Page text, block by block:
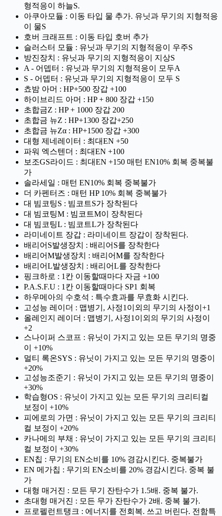
형적응이 하늘S.
아쿠아모듈 : 이동 타입 물 추가. 유닛과 무기의 지형적응
이 물S
호버 크래프트 : 이동 타입 호버 추가
슬러스터 모듈 : 유닛과 무기의 지형적응이 우주S
방진장치 : 유닛과 무기의 지형적응이 지상S
A - 어뎁터 : 유닛과 무기의 지형적응이 모두A
S - 어뎁터 : 유닛과 무기의 지형적응이 모두 S
쵸밤 아머 : HP+500 장갑 +100
하이브리드 아머 : HP + 800 장갑 +150
초합금Z : HP + 1000 장갑 200
초합금 뉴Z : HP+1300 장갑+250
초합금 뉴Zα : HP+1500 장갑 +300
대형 제네레이터 : 최대EN +50
파워 엑스텐더 : 최대EN +100
보조GS라이드 : 최대EN +150 매턴 EN10% 회복 중복불
가
솔라세일 : 매턴 EN10% 회복 중복불가
더 카펜터즈 : 매턴 HP 10% 회복 중복불가
대 빔코팅S : 빔코트S가 장착된다
대 빔코팅M : 빔코트M이 장착된다
대 빔코팅L : 빔코트L가 장착된다
라미네이트 장갑 : 라미네이트 장갑이 장착된다.
배리어S발생장치 : 배리어S를 장착한다
배리어M발생장치 : 배리어M를 장착한다
배리어L발생장치 : 배리어L를 장착한다
핑크하로 : 1칸 이동할때마다 자금 +100
P.A.S.F.U : 1칸 이동할때마다 SP1 회복
하우메아의 수호석 : 특수효과를 무효화 시킨다.
고성능 레이더 : 맵병기, 사정1이외의 무기의 사정이+1
올레인지 레이더 : 맵병기, 사정1이외의 무기의 사정이
+2
스나이퍼 스코프 : 유닛이 가지고 있는 모든 무기의 명중
이 +10%
멀티 록온SYS : 유닛이 가지고 있는 모든 무기의 명중이
+20%
고성능조준기 : 유닛이 가지고 있는 모든 무기의 명중이
+30%
학습형OS : 유닛이 가지고 있는 모든 무기의 크리티컬
보정이 +10%
피에로의 가면 : 유닛이 가지고 있는 모든 무기의 크리티
컬 보정이 +20%
카나메의 부채 : 유닛이 가지고 있는 모든 무기의 크리티
컬 보정이 +30%
EN칩 : 무기의 EN소비를 10% 경감시킨다. 중복불가
EN 메가칩 : 무기의 EN소비를 20% 경감시킨다. 중복 불
가
대형 매거진 : 모든 무기 잔탄수가 1.5배. 중복 불가.
초대형 매거진 : 모든 무가 잔탄수가 2배. 중복 불가.
프로펠런트탱크 : 에너지를 전회복. 쓰고 버린다. 전함특